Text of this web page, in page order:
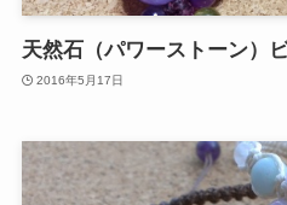
天然石（パワーストーン）
2016年5月17日